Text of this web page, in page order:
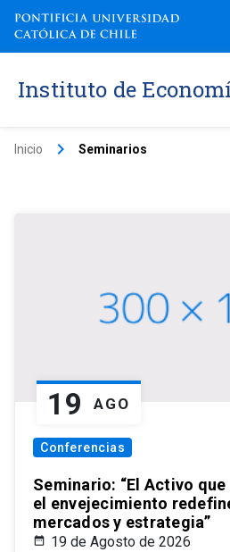
Instituto de
Inicio keyboard_arrow_right Seminarios
19 AGO
Conferencias
Seminario: “El Activo
el envejecimiento
mercados y estrategia”
19 de Agosto de 2026